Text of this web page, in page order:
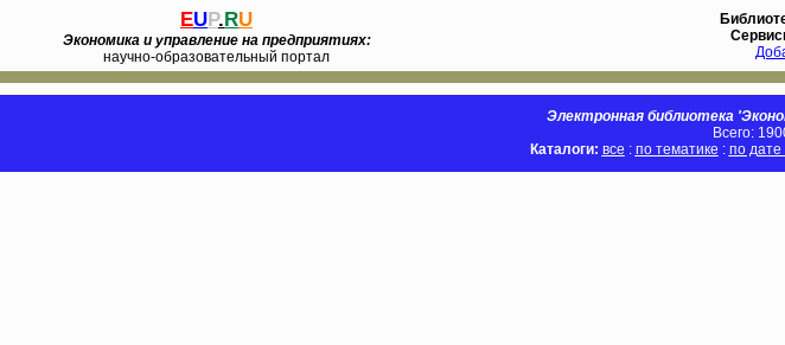
EUP.RU
Экономика и управление на предприятиях:
научно-образовательный портал
Электронная библиотека
Всего:
Каталоги: все : по тематике : по дате